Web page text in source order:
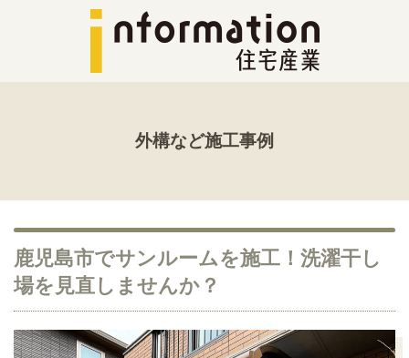
外構など施工事例
鹿児島市でサンルームを施工！洗濯干し
場を見直しませんか？